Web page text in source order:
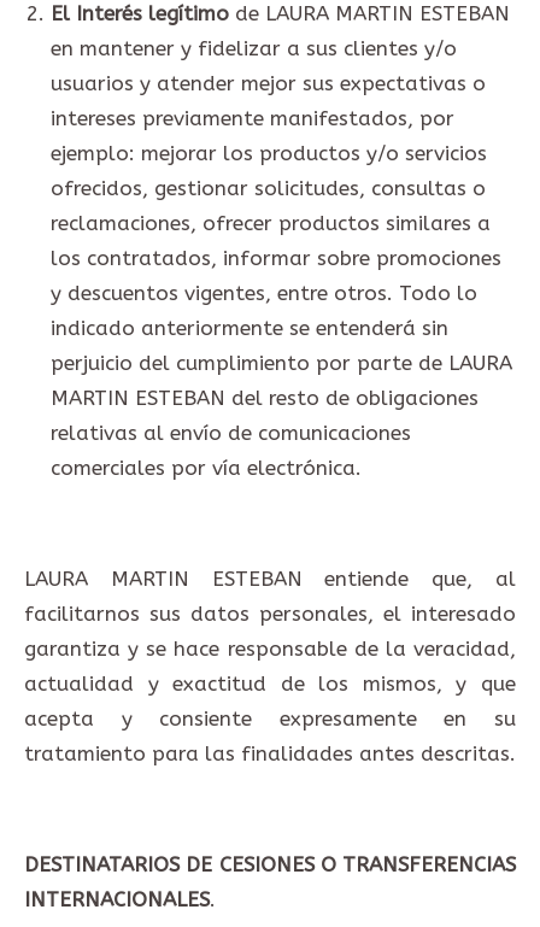
El Interés legítimo de LAURA MARTIN ESTEBAN
en mantener y fidelizar a sus clientes y/o
usuarios y atender mejor sus expectativas o
intereses previamente manifestados, por
ejemplo: mejorar los productos y/o servicios
ofrecidos, gestionar solicitudes, consultas o
reclamaciones, ofrecer productos similares a
los contratados, informar sobre promociones
y descuentos vigentes, entre otros. Todo lo
indicado anteriormente se entenderá sin
perjuicio del cumplimiento por parte de LAURA
MARTIN ESTEBAN del resto de obligaciones
relativas al envío de comunicaciones
comerciales por vía electrónica.
LAURA MARTIN ESTEBAN entiende que, al
facilitarnos sus datos personales, el interesado
garantiza y se hace responsable de la veracidad,
actualidad y exactitud de los mismos, y que
acepta y consiente expresamente en su
tratamiento para las finalidades antes descritas.
DESTINATARIOS DE CESIONES O TRANSFERENCIAS
INTERNACIONALES.